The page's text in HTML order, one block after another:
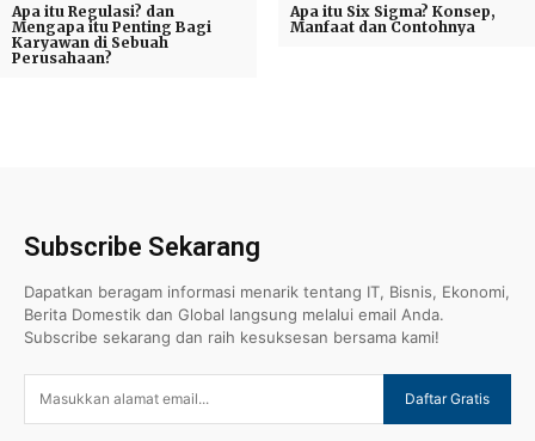
Apa itu Regulasi? dan
Mengapa itu Penting Bagi
Karyawan di Sebuah
Perusahaan?
Apa itu Six Sigma? Konsep,
Manfaat dan Contohnya
Subscribe Sekarang
Dapatkan beragam informasi menarik tentang IT, Bisnis, Ekonomi,
Berita Domestik dan Global langsung melalui email Anda.
Subscribe sekarang dan raih kesuksesan bersama kami!
Daftar Gratis